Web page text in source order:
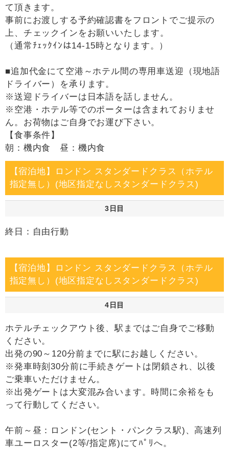
て頂きます。
事前にお渡しする予約確認書をフロントでご提示の
上、チェックインをお願いいたします。
（通常ﾁｪｯｸｲﾝは14-15時となります。）
■追加代金にて空港～ホテル間の専用車送迎（現地語
ドライバー）を承ります。
※送迎ドライバーは日本語を話しません。
※空港・ホテル等でのポーターは含まれておりませ
ん。お荷物はご自身でお運び下さい。
【食事条件】
朝：機内食 昼：機内食
【宿泊地】ロンドン スタンダードクラス（ホテル
指定無し）(地区指定なしスタンダードクラス)
3日目
終日：自由行動
【宿泊地】ロンドン スタンダードクラス（ホテル
指定無し）(地区指定なしスタンダードクラス)
4日目
ホテルチェックアウト後、駅まではご自身でご移動
ください。
出発の90～120分前までに駅にお越しください。
※発車時刻30分前に手続きゲートは閉鎖され、以後
ご乗車いただけません。
※出発ゲートは大変混み合います。時間に余裕をも
って行動してください。
午前～昼：ロンドン(セント・パンクラス駅)、高速列
車ユーロスター(2等/指定席)にてﾊﾟﾘへ。